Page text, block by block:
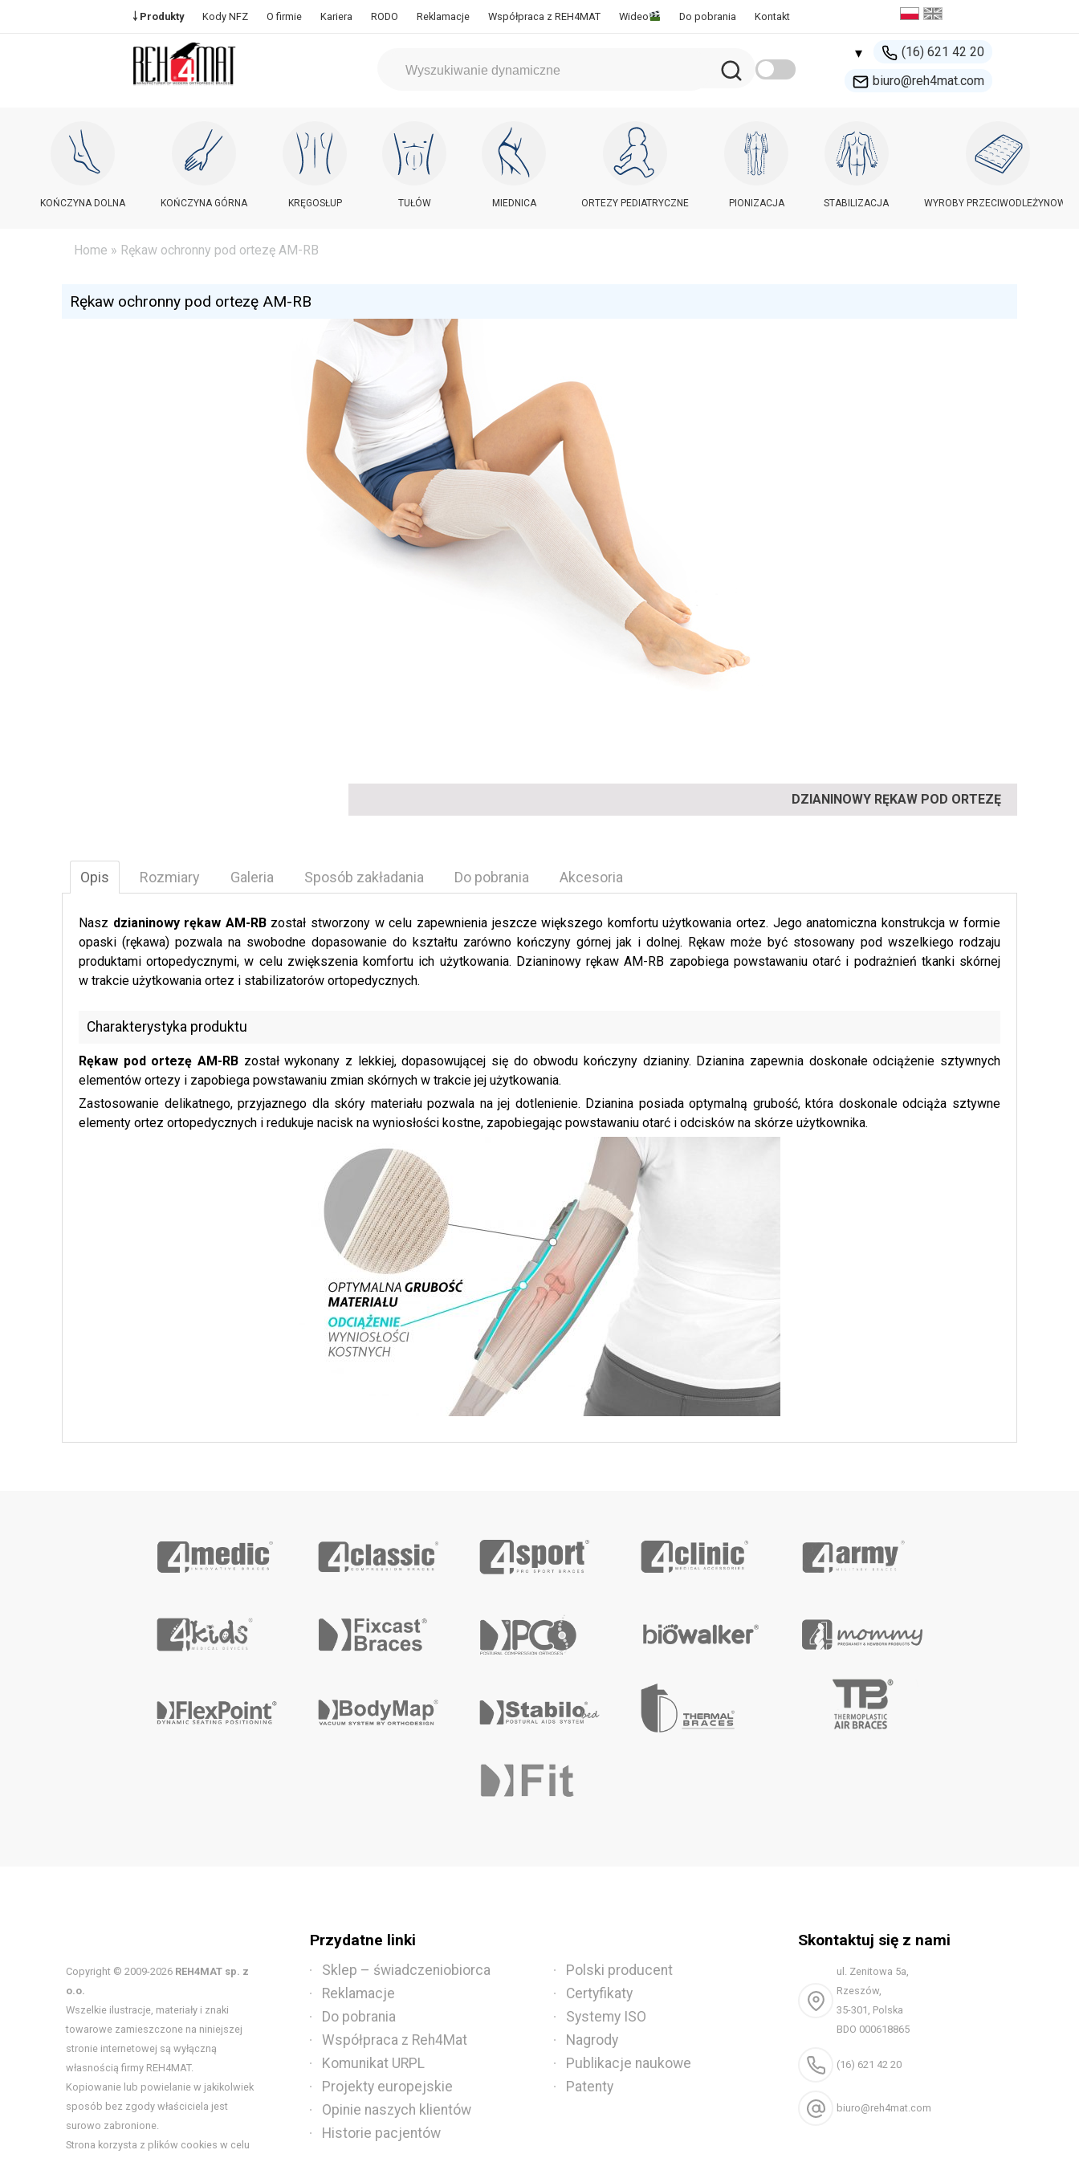
￬ Produkty Kody NFZ O firmie Kariera RODO Reklamacje Współpraca z REH4MAT Wideo Do pobrania Kontakt
▾
(16) 621 42 20
biuro@reh4mat.com
handel@reh4mat.com
KOŃCZYNA DOLNA KOŃCZYNA GÓRNA KRĘGOSŁUP TUŁÓW MIEDNICA ORTEZY PEDIATRYCZNE PIONIZACJA STABILIZACJA WYROBY PRZECIWODLEŻYNOWE
Home » Rękaw ochronny pod ortezę AM-RB
Rękaw ochronny pod ortezę AM-RB
DZIANINOWY RĘKAW POD ORTEZĘ
Opis Rozmiary Galeria Sposób zakładania Do pobrania Akcesoria
Nasz dzianinowy rękaw AM-RBzostał stworzony w celu zapewnienia jeszcze większego komfortu użytkowania ortez. Jego anatomiczna konstrukcja w formie
opaski (rękawa) pozwala na swobodne dopasowanie do kształtu zarówno kończyny górnej jak i dolnej. Rękaw może być stosowany pod wszelkiego rodzaju
produktami ortopedycznymi, w celu zwiększenia komfortu ich użytkowania. Dzianinowy rękaw AM-RB zapobiega powstawaniu otarć i podrażnień tkanki skórnej
w trakcie użytkowania ortez i stabilizatorów ortopedycznych.
Charakterystyka produktu
Rękaw pod ortezę AM-RB został wykonany z lekkiej, dopasowującej się do obwodu kończyny dzianiny. Dzianina zapewnia doskonałe odciążenie sztywnych
elementów ortezy i zapobiega powstawaniu zmian skórnych w trakcie jej użytkowania.
Zastosowanie delikatnego, przyjaznego dla skóry materiału pozwala na jej dotlenienie. Dzianina posiada optymalną grubość, która doskonale odciąża sztywne
elementy ortez ortopedycznych i redukuje nacisk na wyniosłości kostne, zapobiegając powstawaniu otarć i odcisków na skórze użytkownika.
Copyright © 2009-2026 REH4MAT sp. z
o.o.
Wszelkie ilustracje, materiały i znaki
towarowe zamieszczone na niniejszej
stronie internetowej są wyłączną
własnością firmy REH4MAT.
Kopiowanie lub powielanie w jakikolwiek
sposób bez zgody właściciela jest
surowo zabronione.
Strona korzysta z plików cookies w celu
Przydatne linki
Sklep – świadczeniobiorca
Reklamacje
Do pobrania
Współpraca z Reh4Mat
Komunikat URPL
Projekty europejskie
Opinie naszych klientów
Historie pacjentów
Polski producent
Certyfikaty
Systemy ISO
Nagrody
Publikacje naukowe
Patenty
Skontaktuj się z nami
ul. Zenitowa 5a,
Rzeszów,
35-301, Polska
BDO 000618865
(16) 621 42 20
biuro@reh4mat.com